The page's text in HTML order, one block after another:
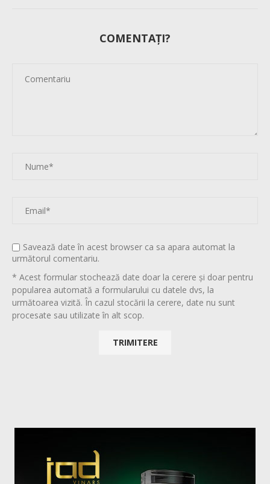
COMENTAȚI?
Savează date în acest browser ca sa apara automat la
următorul comentariu.
* Acest formular stochează date doar la cerere și doar pentru
popularea automată a formularului cu datele dvs, la
următoarea vizită. În cazul stocării la cerere, date nu sunt
procesate sau utilizate în alt scop.